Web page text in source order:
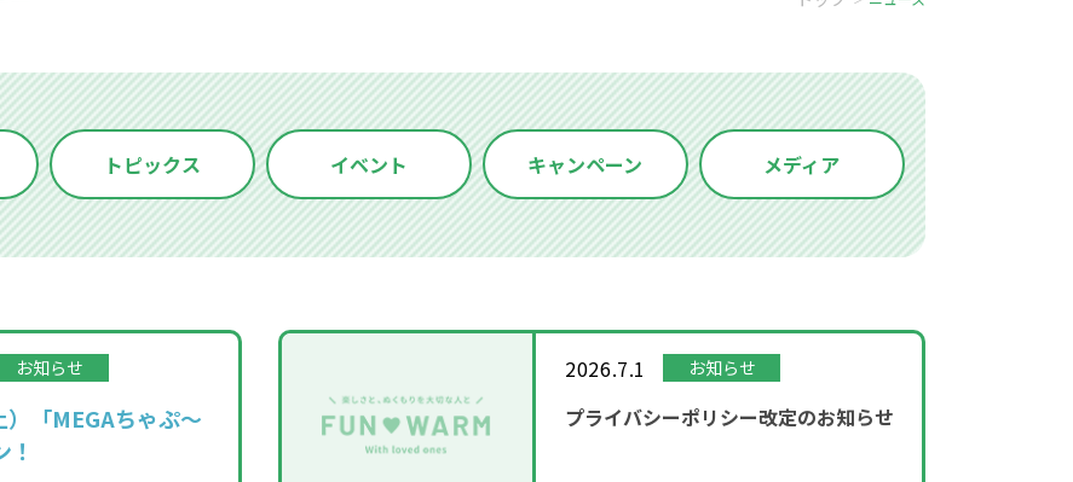
トピックス イベント キャンペーン メディア
お知らせ
「MEGAちゃぷ～
2026.7.1 お知らせ
プライバシーポリシー改定のお知らせ